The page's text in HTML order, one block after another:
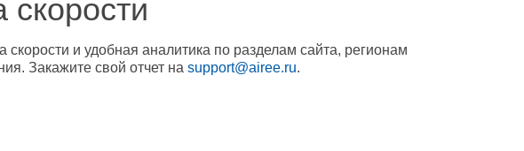
скорости
и удобная аналитика по разделам сайта, регионам
Закажите свой отчет на support@airee.ru.